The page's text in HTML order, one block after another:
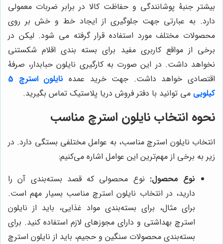
بیشتر جنبۀ پوشانندگی و حفاظت کالا در برابر ضربات معمولی
دارد. به عبارتی جهت جلوگیری از ایجاد خط و خش بر روی
محصولات مختلف مورد استفاده قرار گرفته می شود. لیکن در
برخی از مواقع کاربری مفید برای بسته بندی اقلام شکستنی
نخواهد داشت. در این صورت به کارگیری نایلون حبابدار، صرفۀ
اقتصادی خواهد داشت. جهت خرید عمده
نایلون استرچ 5
کیلویی می توانید با دفتر فروش دریا پلاستیک تماس بگیرید.
نحوه انتخاب نایلون استرچ مناسب
انتخاب نایلون استرچ مناسب، به عوامل مختلفی بستگی دارد. در
زیر به برخی از مهم‌ترین این عوامل اشاره می‌کنیم:
نوع محصول: نوع محصولی که قصد بسته‌بندی آن را
دارید، در انتخاب نایلون استرچ مناسب بسیار مهم است.
برای مثال، برای بسته‌بندی مواد غذایی، باید از نایلون
استرچ بهداشتی و دارای مجوزهای لازم استفاده کنید. برای
بسته‌بندی محصولات سنگین و حجیم، باید از نایلون استرچ